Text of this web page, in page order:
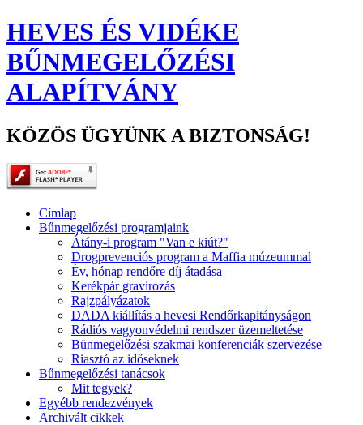
HEVES ÉS VIDÉKE
BŰNMEGELŐZÉSI
ALAPÍTVÁNY
KÖZÖS ÜGYÜNK A BIZTONSÁG!
Címlap
Bűnmegelőzési programjaink
Átány-i program "Van e kiút?"
Drogprevenciós program a Maffia múzeummal
Év, hónap rendőre díj átadása
Kerékpár gravirozás
Rajzpályázatok
DADA kiállítás a hevesi Rendőrkapitányságon
Rádiós vagyonvédelmi rendszer üzemeltetése
Bünmegelőzési szakmai konferenciák szervezése
Riasztó az időseknek
Bűnmegelőzési tanácsok
Mit tegyek?
Egyébb rendezvények
Archivált cikkek